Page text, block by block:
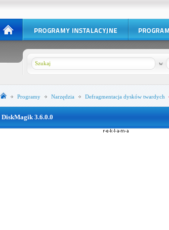
w
Programy Narzędzia Defragmentacja dysków twardych
DiskMagik 3.6.0.0